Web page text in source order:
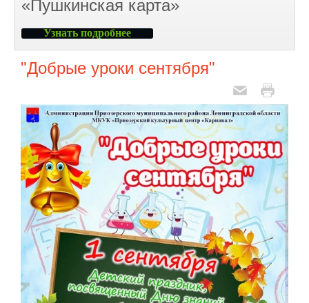
«Пушкинская карта»
Узнать подробнее
"Добрые уроки сентября"